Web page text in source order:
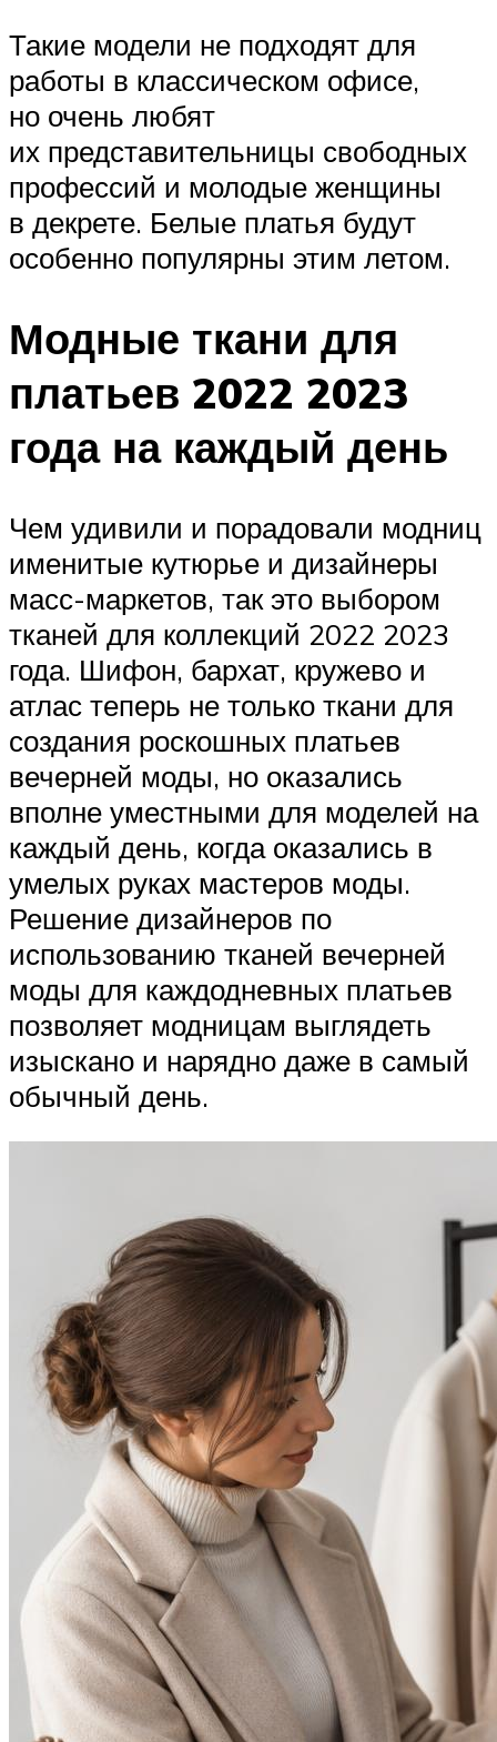
Такие модели не подходят для
работы в классическом офисе,
но очень любят
их представительницы свободных
профессий и молодые женщины
в декрете. Белые платья будут
особенно популярны этим летом.
Модные ткани для
платьев 2022 2023
года на каждый день
Чем удивили и порадовали модниц
именитые кутюрье и дизайнеры
масс-маркетов, так это выбором
тканей для коллекций 2022 2023
года. Шифон, бархат, кружево и
атлас теперь не только ткани для
создания роскошных платьев
вечерней моды, но оказались
вполне уместными для моделей на
каждый день, когда оказались в
умелых руках мастеров моды.
Решение дизайнеров по
использованию тканей вечерней
моды для каждодневных платьев
позволяет модницам выглядеть
изыскано и нарядно даже в самый
обычный день.